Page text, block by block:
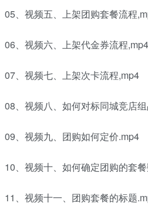
05、视频五、上架团购套餐流程
06、视频六、上架代金券流程,mp4
07、视频七、上架次卡流程,mp4
08、视频八、如何对标同城竞店
09、视频九、团购如何定价.mp4
10、视频十、如何确定团购的套
11、视频十一、团购套餐的标题